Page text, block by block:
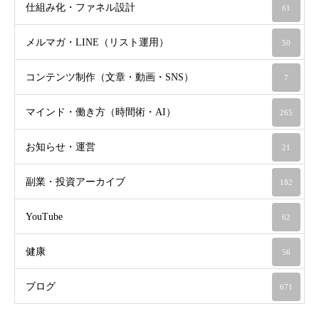
仕組み化・ファネル設計 61
メルマガ・LINE（リスト運用） 50
コンテンツ制作（文章・動画・SNS） 7
マインド・働き方（時間術・AI） 265
お知らせ・運営 21
副業・投資アーカイブ 182
YouTube 62
健康 56
ブログ 671